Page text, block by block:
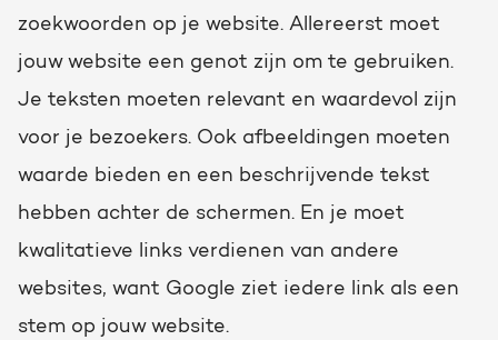
zoekwoorden op je website. Allereerst moet
jouw website een genot zijn om te gebruiken.
Je teksten moeten relevant en waardevol zijn
voor je bezoekers. Ook afbeeldingen moeten
waarde bieden en een beschrijvende tekst
hebben achter de schermen. En je moet
kwalitatieve links verdienen van andere
websites, want Google ziet iedere link als een
stem op jouw website.